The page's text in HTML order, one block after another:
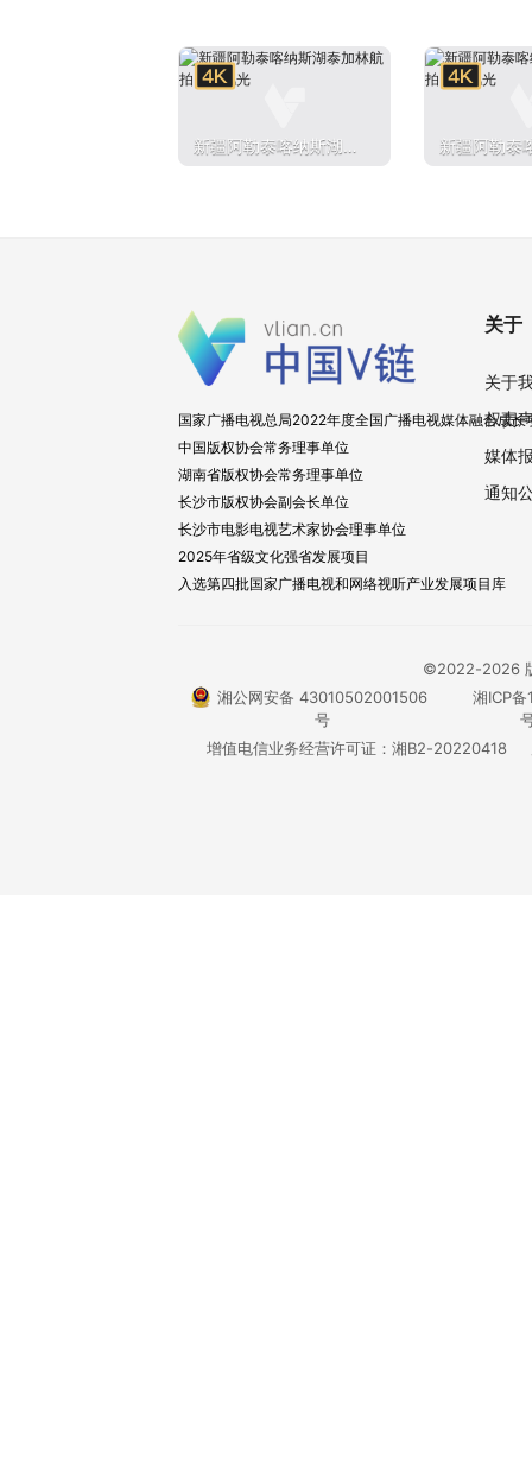
新疆阿勒泰喀纳斯湖泰
新疆阿勒泰
国家广播电视总局2022年度全国广播电视媒体融合成长
中国版权协会常务理事单位
湖南省版权协会常务理事单位
长沙市版权协会副会长单位
长沙市电影电视艺术家协会理事单位
2025年省级文化强省发展项目
入选第四批国家广播电视和网络视听产业发展项目库
关于
关于
权责
媒体
通知
©2022-2026
湘公网安备 43010502001506
号
湘ICP
增值电信业务经营许可证：湘B2-20220418